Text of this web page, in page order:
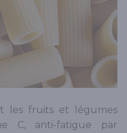
les fruits et légumes
C, anti-fatigue par